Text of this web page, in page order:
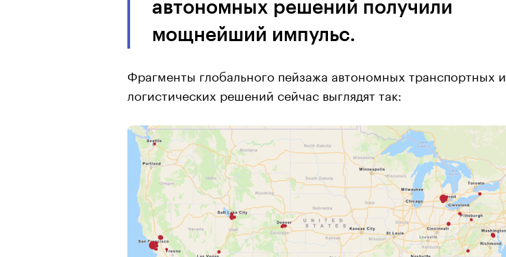
автономных решений получили
мощнейший импульс.
Фрагменты глобального пейзажа автономных транспортных и
логистических решений сейчас выглядят так: